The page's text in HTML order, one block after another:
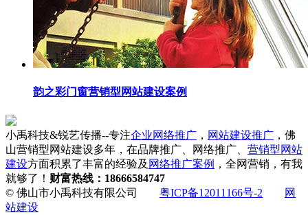
韵之彩门窗营销型网站建设案例
小禹科技&锐艺传播--专注企业网络推广 ， 网站建设推广 ，佛
山营销型网站建设多年，在品牌推广、网络推广、 营销型网站
建设方面积累了丰富的经验及 网络推广案例 ，全网营销，有我
就够了！ 财富热线：18666584747
© 佛山市小禹科技有限公司 粤ICP备12011166号-2
网
站建设